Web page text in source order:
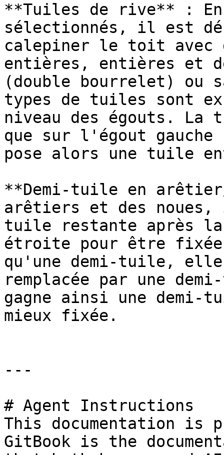
**Tuiles de rive** :
sélectionnés, il est
calepiner le toit avec
entières, entières et
(double bourrelet) ou
types de tuiles sont
niveau des égouts.
que sur l'égout
pose alors une tuile
**Demi-tuile en
arêtiers et des
tuile restante après
étroite pour être
qu'une demi-tuile, elle
remplacée par une
gagne ainsi une
mieux fixée.
---
# Agent Instructions
This documentation is
GitBook is the